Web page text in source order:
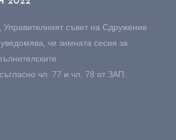
съвет на Сдружение
че зимната сесия за
чл. 77 и чл. 78 от ЗАП...